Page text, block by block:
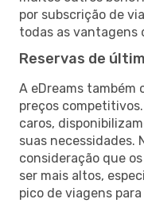
por subscrição de
todas as vantagens
Reservas de
A eDreams também
preços
caros,
suas necessidades.
consideração que
ser mais altos,
pico de viagens